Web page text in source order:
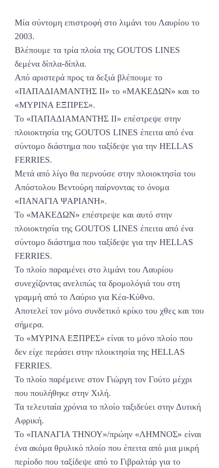
Μία σύντομη επιστροφή στο λιμάνι του Λαυρίου το
2003.
Βλέπουμε τα τρία πλοία της GOUTOS LINES
δεμένα δίπλα-δίπλα.
Από αριστερά προς τα δεξιά βλέπουμε το
«ΠΑΠΑΔΙΑΜΑΝΤΗΣ ΙΙ» το «ΜΑΚΕΔΩΝ» και το
«ΜΥΡΙΝΑ ΕΞΠΡΕΣ».
Το «ΠΑΠΑΔΙΑΜΑΝΤΗΣ ΙΙ» επέστρεψε στην
πλοιοκτησία της GOUTOS LINES έπειτα από ένα
σύντομο διάστημα που ταξίδεψε για την HELLAS
FERRIES.
Μετά από λίγο θα περνούσε στην πλοιοκτησία του
Απόστολου Βεντούρη παίρνοντας το όνομα
«ΠΑΝΑΓΙΑ ΨΑΡΙΑΝΗ».
Το «ΜΑΚΕΔΩΝ» επέστρεψε και αυτό στην
πλοιοκτησία της GOUTOS LINES έπειτα από ένα
σύντομο διάστημα που ταξίδεψε για την HELLAS
FERRIES.
Το πλοίο παραμένει στο λιμάνι του Λαυρίου
συνεχίζοντας ανελιπώς τα δρομολόγιά του στη
γραμμή από το Λαύριο για Κέα-Κύθνο.
Αποτελεί τον μόνο συνδετικό κρίκο του χθες και του
σήμερα.
Το «ΜΥΡΙΝΑ ΕΞΠΡΕΣ» είναι το μόνο πλοίο που
δεν είχε περάσει στην πλοικτησία της HELLAS
FERRIES.
To πλοίο παρέμεινε στον Γιώργη τον Γούτο μέχρι
που πουλήθηκε στην Χιλή.
Τα τελευταία χρόνια το πλοίο ταξιδεύει στην Δυτική
Αφρική.
Το «ΠΑΝΑΓΙΑ ΤΗΝΟΥ»/πρώην «ΛΗΜΝΟΣ» είναι
ένα ακόμα θρυλικό πλοίο που έπειτα από μια μικρή
περίοδο που ταξίδεψε από το Γιβραλτάρ για το